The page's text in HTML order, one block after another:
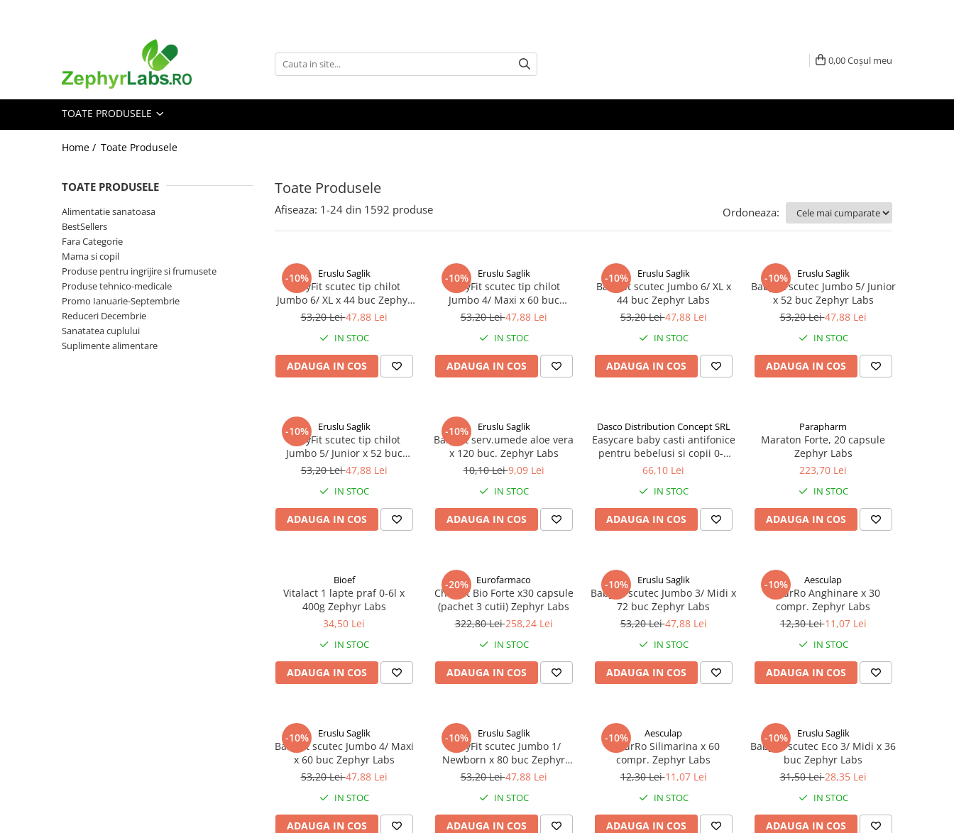
Alimentatie sanatoasa
Ingrijire și cosmetice
Scutece si servetele
Cosmetice copii
Protectie anti-insecte
Hrana pentru bebelusi
Suplimente alimentare copii
Produse antiparazitare
Sarcina si alaptare
0,00Coșul meu
TOATE PRODUSELE
Home / Toate Produsele
Toate Produsele
TOATE PRODUSELE
Alimentatie sanatoasa
BestSellers
Fara Categorie
Mama si copil
Produse pentru ingrijire si frumusete
Produse tehnico-medicale
Promo Ianuarie-Septembrie
Reduceri Decembrie
Sanatatea cuplului
Suplimente alimentare
Afiseaza: 1-24 din 1592 produse Ordoneaza:
-10% Eruslu Saglik
BabyFit scutec tip chilot
Jumbo 6/ XL x 44 buc Zephyr
Labs
53,20 Lei47,88 Lei
IN STOC
ADAUGA IN COS
-10% Eruslu Saglik
BabyFit scutec tip chilot
Jumbo 4/ Maxi x 60 buc
Zephyr Labs
53,20 Lei47,88 Lei
IN STOC
ADAUGA IN COS
-10% Eruslu Saglik
BabyFit scutec Jumbo 6/ XL x
44 buc Zephyr Labs
53,20 Lei47,88 Lei
IN STOC
ADAUGA IN COS
-10% Eruslu Saglik
BabyFit scutec Jumbo 5/ Junior
x 52 buc Zephyr Labs
53,20 Lei47,88 Lei
IN STOC
ADAUGA IN COS
-10% Eruslu Saglik
BabyFit scutec tip chilot
Jumbo 5/ Junior x 52 buc
Zephyr Labs
53,20 Lei47,88 Lei
IN STOC
ADAUGA IN COS
-10% Eruslu Saglik
BabyFit serv.umede aloe vera
x 120 buc. Zephyr Labs
10,10 Lei9,09 Lei
IN STOC
ADAUGA IN COS
Dasco Distribution Concept SRL
Easycare baby casti antifonice
pentru bebelusi si copii 0-4
ani (EASY00257) Zephyr Labs
66,10 Lei
IN STOC
ADAUGA IN COS
Parapharm
Maraton Forte, 20 capsule
Zephyr Labs
223,70 Lei
IN STOC
ADAUGA IN COS
Bioef
Vitalact 1 lapte praf 0-6l x
400g Zephyr Labs
34,50 Lei
IN STOC
ADAUGA IN COS
-20% Eurofarmaco
Cholest Bio Forte x30 capsule
(pachet 3 cutii) Zephyr Labs
322,80 Lei258,24 Lei
IN STOC
ADAUGA IN COS
-10% Eruslu Saglik
BabyFit scutec Jumbo 3/ Midi x
72 buc Zephyr Labs
53,20 Lei47,88 Lei
IN STOC
ADAUGA IN COS
-10% Aesculap
NaturRo Anghinare x 30
compr. Zephyr Labs
12,30 Lei11,07 Lei
IN STOC
ADAUGA IN COS
-10% Eruslu Saglik
BabyFit scutec Jumbo 4/ Maxi
x 60 buc Zephyr Labs
53,20 Lei47,88 Lei
IN STOC
ADAUGA IN COS
-10% Eruslu Saglik
BabyFit scutec Jumbo 1/
Newborn x 80 buc Zephyr
Labs
53,20 Lei47,88 Lei
IN STOC
ADAUGA IN COS
-10% Aesculap
NaturRo Silimarina x 60
compr. Zephyr Labs
12,30 Lei11,07 Lei
IN STOC
ADAUGA IN COS
-10% Eruslu Saglik
BabyFit scutec Eco 3/ Midi x 36
buc Zephyr Labs
31,50 Lei28,35 Lei
IN STOC
ADAUGA IN COS